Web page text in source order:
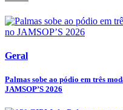
Geral
Palmas sobe ao pódio em três
JAMSOP’S 2026